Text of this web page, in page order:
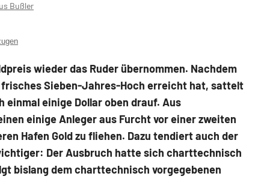
Bußler
wieder das Ruder übernommen. Nachdem
Sieben-Jahres-Hoch erreicht hat, sattelt
einmal einige Dollar oben drauf. Aus
einige Anleger aus Furcht vor einer zweiten
Hafen Gold zu fliehen. Dazu tendiert auch der
Der Ausbruch hatte sich charttechnisch
bislang dem charttechnisch vorgegebenen